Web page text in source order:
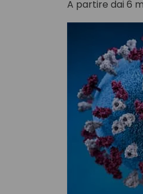
A partire dai 6